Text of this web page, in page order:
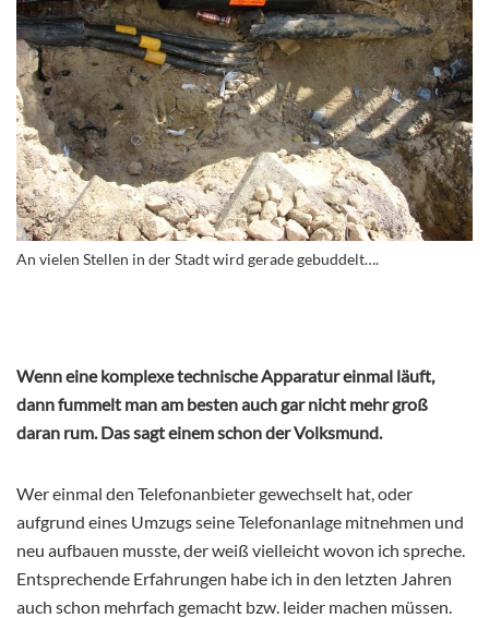
An vielen Stellen in der Stadt wird gerade gebuddelt….
Wenn eine komplexe technische Apparatur einmal läuft,
dann fummelt man am besten auch gar nicht mehr groß
daran rum. Das sagt einem schon der Volksmund.
Wer einmal den Telefonanbieter gewechselt hat, oder
aufgrund eines Umzugs seine Telefonanlage mitnehmen und
neu aufbauen musste, der weiß vielleicht wovon ich spreche.
Entsprechende Erfahrungen habe ich in den letzten Jahren
auch schon mehrfach gemacht bzw. leider machen müssen.